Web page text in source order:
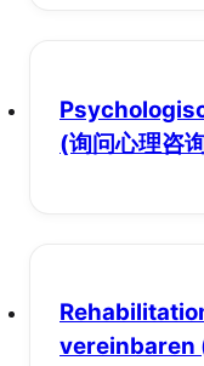
(询问心理咨
vereinbaren